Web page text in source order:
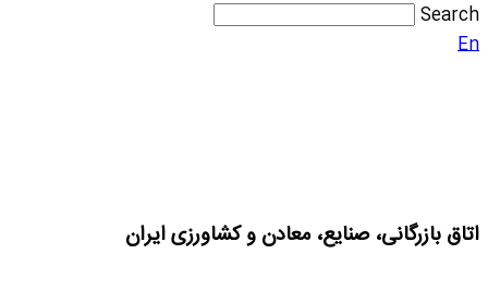
Search
En
اتاق بازرگانی، صنایع، معادن و کشاورزی ایران